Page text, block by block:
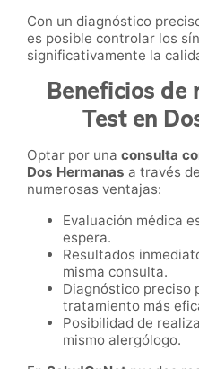
Con un diagnóstico
es posible controlar los
significativamente la
Beneficios de
Test en
Optar por una consulta
Dos Hermanas a través
numerosas ventajas:
Evaluación médica
espera.
Resultados
misma consulta.
Diagnóstico preciso
tratamiento más
Posibilidad de
mismo alergólogo.